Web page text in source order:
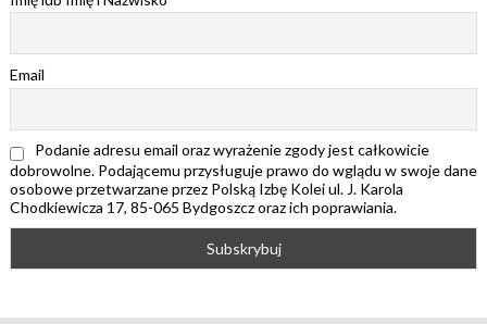
Email
Podanie adresu email oraz wyrażenie zgody jest całkowicie
dobrowolne. Podającemu przysługuje prawo do wglądu w swoje dane
osobowe przetwarzane przez Polską Izbę Kolei ul. J. Karola
Chodkiewicza 17, 85-065 Bydgoszcz oraz ich poprawiania.